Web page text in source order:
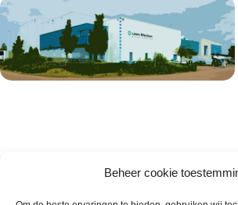
Beheer cookie